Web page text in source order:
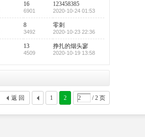
16
6901
123458385
2020-10-24 01:53
8
3492
零刺
2020-10-23 22:36
13
4509
挣扎的烟头寥
2020-10-19 13:58
1 2 / 2 页
返 回